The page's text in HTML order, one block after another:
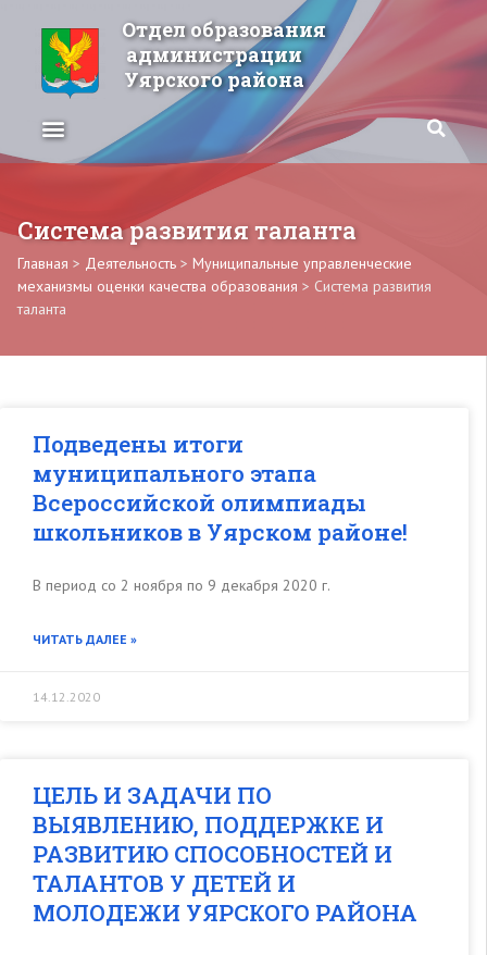
Отдел образования
администрации
Уярского района
Система развития таланта
Главная > Деятельность > Муниципальные управленческие
механизмы оценки качества образования > Система развития
таланта
Подведены итоги
муниципального этапа
Всероссийской олимпиады
школьников в Уярском районе!
В период со 2 ноября по 9 декабря 2020 г.
ЧИТАТЬ ДАЛЕЕ »
14.12.2020
ЦЕЛЬ И ЗАДАЧИ ПО
ВЫЯВЛЕНИЮ, ПОДДЕРЖКЕ И
РАЗВИТИЮ СПОСОБНОСТЕЙ И
ТАЛАНТОВ У ДЕТЕЙ И
МОЛОДЕЖИ УЯРСКОГО РАЙОНА